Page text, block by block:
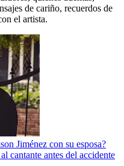
de cariño, recuerdos de
el artista.
Jiménez con su esposa?
cantante antes del accidente